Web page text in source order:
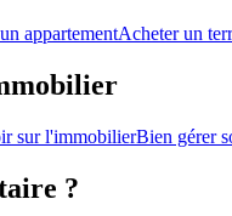
appartementAcheter un
sur l'immobilierBien gérer
?